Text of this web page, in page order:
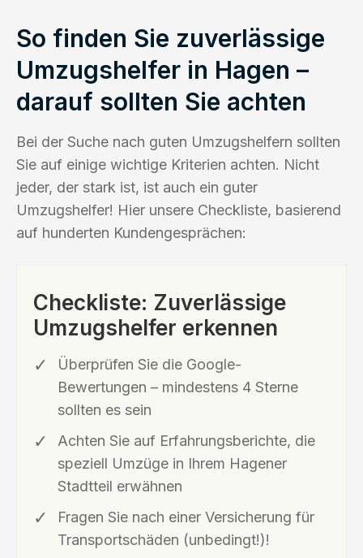
So finden Sie zuverlässige
Umzugshelfer in Hagen –
darauf sollten Sie achten
Bei der Suche nach guten Umzugshelfern sollten
Sie auf einige wichtige Kriterien achten. Nicht
jeder, der stark ist, ist auch ein guter
Umzugshelfer! Hier unsere Checkliste, basierend
auf hunderten Kundengesprächen:
Checkliste: Zuverlässige
Umzugshelfer erkennen
Überprüfen Sie die Google-
Bewertungen – mindestens 4 Sterne
sollten es sein
Achten Sie auf Erfahrungsberichte, die
speziell Umzüge in Ihrem Hagener
Stadtteil erwähnen
Fragen Sie nach einer Versicherung für
Transportschäden (unbedingt!)!